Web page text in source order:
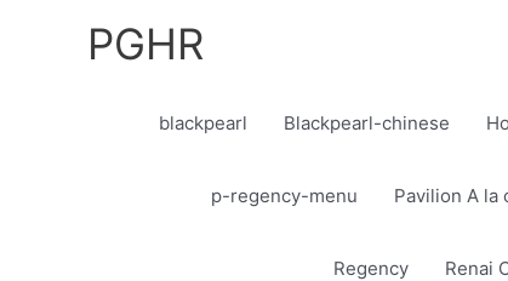
PGHR
blackpearl Blackpearl-chinese
p-regency-menu Pavilion A la
Regency Renai